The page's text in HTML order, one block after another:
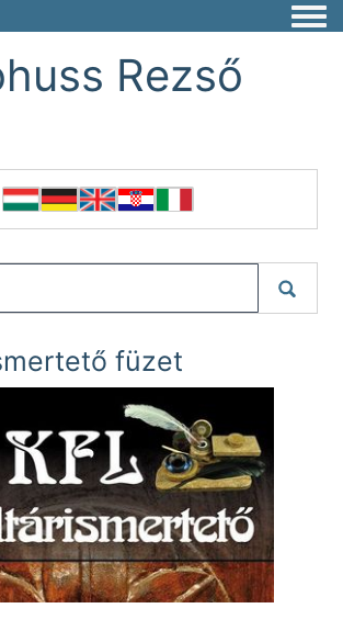
Rezső
füzet